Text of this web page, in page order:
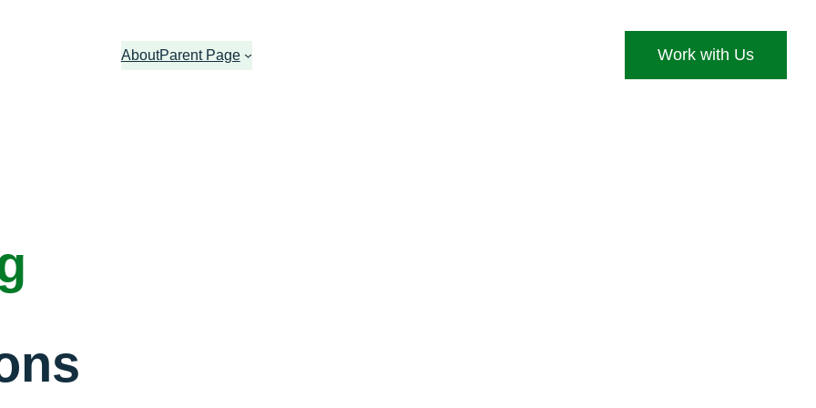
AboutParent Page Work with Us